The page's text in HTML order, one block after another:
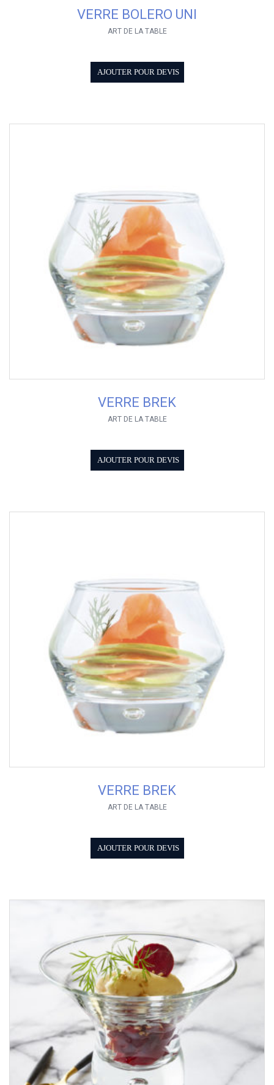
VERRE BOLERO UNI
ART DE LA TABLE
AJOUTER POUR DEVIS
VERRE BREK
ART DE LA TABLE
AJOUTER POUR DEVIS
VERRE BREK
ART DE LA TABLE
AJOUTER POUR DEVIS